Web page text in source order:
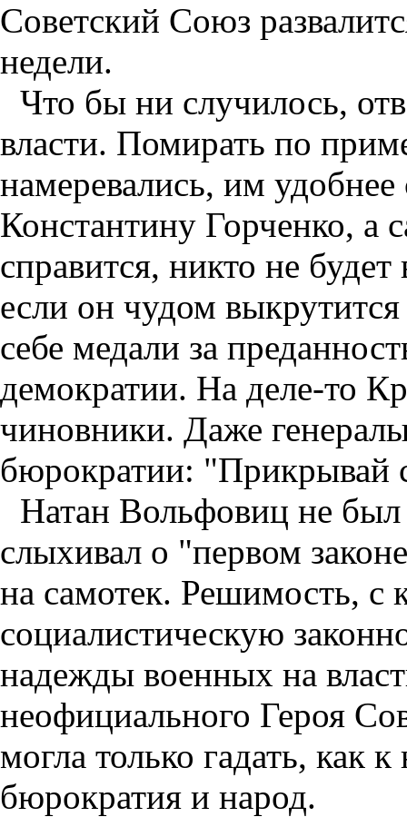
Советский Союз
недели.
Что бы ни случилось,
власти. Помирать по
намеревались, им
Константину Горченко, а
справится, никто не
если он чудом выкрутится
себе медали за
демократии. На деле-то
чиновники. Даже
бюрократии: "Прикрывай
Натан Вольфовиц не
слыхивал о "первом
на самотек. Решимость, с
социалистическую
надежды военных на
неофициального Героя
могла только гадать, как
бюрократия и народ.